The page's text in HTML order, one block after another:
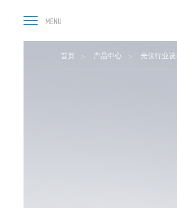
首页 产品中心 光伏行业